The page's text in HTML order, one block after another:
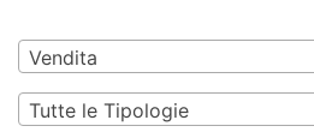
Vendita
Tutte le Tipologie